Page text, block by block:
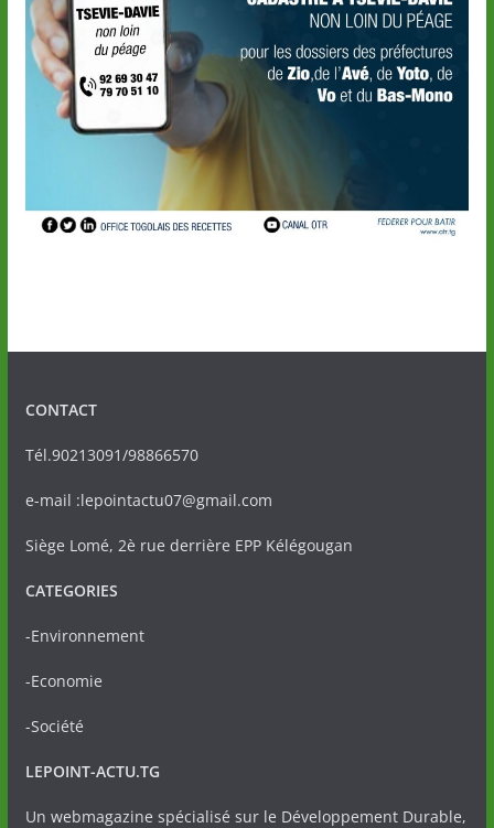
CONTACT
Tél.90213091/98866570
e-mail :lepointactu07@gmail.com
Siège Lomé, 2è rue derrière EPP Kélégougan
CATEGORIES
-Environnement
-Economie
-Société
LEPOINT-ACTU.TG
Un webmagazine spécialisé sur le Développement Durable,